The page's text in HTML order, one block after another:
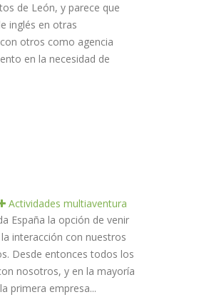
de León, y parece que
inglés en otras
otros como agencia
en la necesidad de
Actividades multiaventura
España la opción de venir
interacción con nuestros
Desde entonces todos los
nosotros, y en la mayoría
primera empresa...